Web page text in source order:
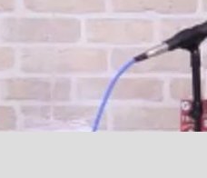
「最悪の空気のまま解散